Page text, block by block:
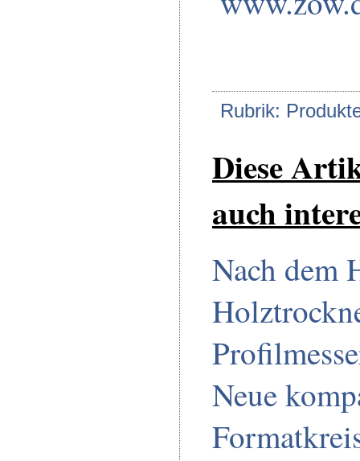
Rubrik:
Diese
auch
Nach dem
Neue